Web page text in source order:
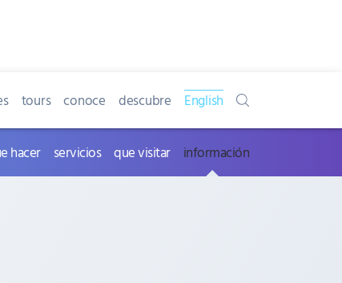
tours conoce descubre English
hacer servicios que visitar información